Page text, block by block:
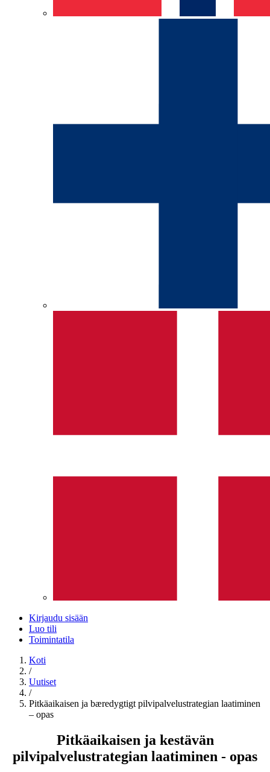
Kirjaudu sisään
Luo tili
Toimintatila
Koti
/
Uutiset
/
Pitkäaikaisen ja bæredygtigt pilvipalvelustrategian laatiminen
– opas
Pitkäaikaisen ja kestävän
pilvipalvelustrategian laatiminen - opas